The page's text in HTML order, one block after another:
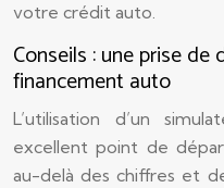
votre crédit auto.
Conseils : une prise
financement auto
L’utilisation d’un
excellent point de
au-delà des chiffres et